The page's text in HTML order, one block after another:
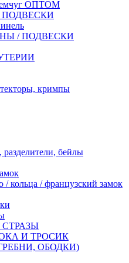
ОПТОМ
/ ПОДВЕСКИ
кримпы
бейлы
кольца / французский замок
И ТРОСИК
ОБОДКИ)